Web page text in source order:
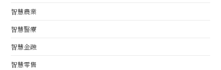
智慧農業
智慧醫療
智慧金融
智慧零售